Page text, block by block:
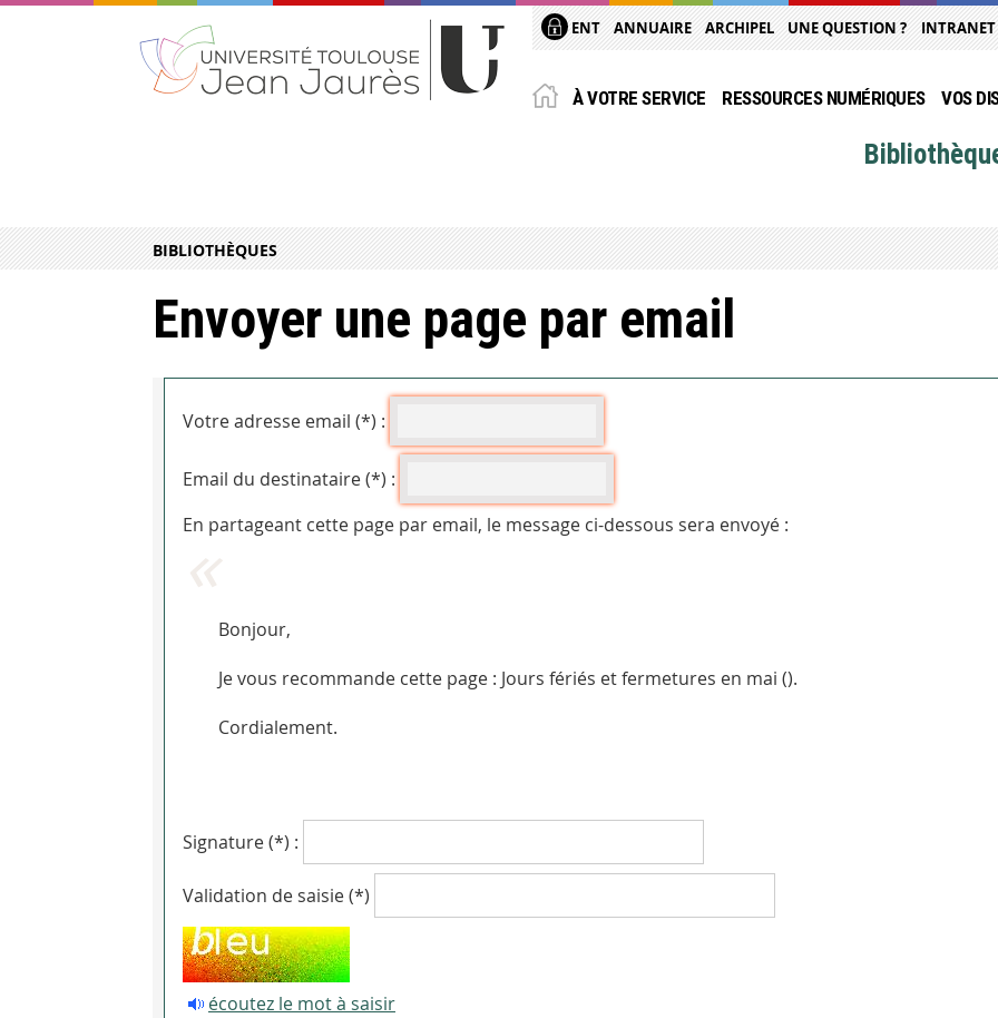
ENT ANNUAIRE ARCHIPEL UNE QUESTION ? INTRANET
À VOTRE SERVICE RESSOURCES NUMÉRIQUES VOS
BIBLIOTHÈQUES
Envoyer une page par email
Votre adresse email (*) :
Email du destinataire (*) :
En partageant cette page par email, le message ci-dessous sera envoyé :
Bonjour,
Je vous recommande cette page : Jours fériés et fermetures en mai ().
Cordialement.
Signature (*) :
Validation de saisie (*)
écoutez le mot à saisir